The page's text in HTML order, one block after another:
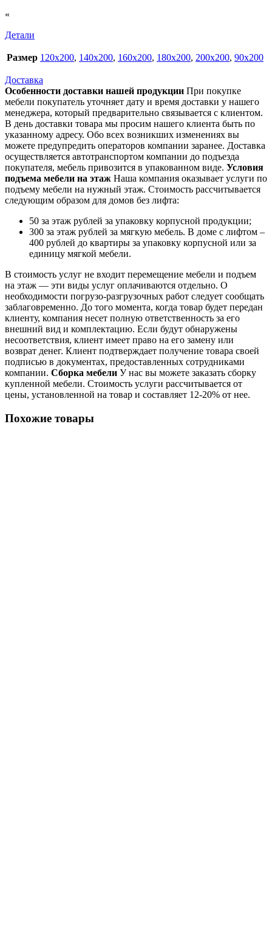
«
Детали
Размер 120х200, 140х200, 160х200, 180х200, 200х200, 90х200
Доставка
Особенности доставки нашей продукции При покупке
мебели покупатель уточняет дату и время доставки у нашего
менеджера, который предварительно связывается с клиентом.
В день доставки товара мы просим нашего клиента быть по
указанному адресу. Обо всех возникших изменениях вы
можете предупредить операторов компании заранее. Доставка
осуществляется автотранспортом компании до подъезда
покупателя, мебель привозится в упакованном виде. Условия
подъема мебели на этаж Наша компания оказывает услуги по
подъему мебели на нужный этаж. Стоимость рассчитывается
следующим образом для домов без лифта:
50 за этаж рублей за упаковку корпусной продукции;
300 за этаж рублей за мягкую мебель. В доме с лифтом –
400 рублей до квартиры за упаковку корпусной или за
единицу мягкой мебели.
В стоимость услуг не входит перемещение мебели и подъем
на этаж — эти виды услуг оплачиваются отдельно. О
необходимости погрузо-разгрузочных работ следует сообщать
заблаговременно. До того момента, когда товар будет передан
клиенту, компания несет полную ответственность за его
внешний вид и комплектацию. Если будут обнаружены
несоответствия, клиент имеет право на его замену или
возврат денег. Клиент подтверждает получение товара своей
подписью в документах, предоставленных сотрудниками
компании. Сборка мебели У нас вы можете заказать сборку
купленной мебели. Стоимость услуги рассчитывается от
цены, установленной на товар и составляет 12-20% от нее.
Похожие товары